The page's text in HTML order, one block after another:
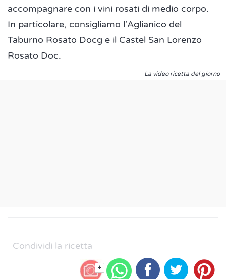
accompagnare con i vini rosati di medio corpo.
In particolare, consigliamo l'Aglianico del
Taburno Rosato Docg e il Castel San Lorenzo
Rosato Doc.
La video ricetta del giorno
Condividi la ricetta
+